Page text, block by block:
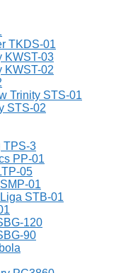
TKDS-01
KWST-03
KWST-02
Trinity STS-01
STS-02
TPS-3
PP-01
05
01
STB-01
120
90